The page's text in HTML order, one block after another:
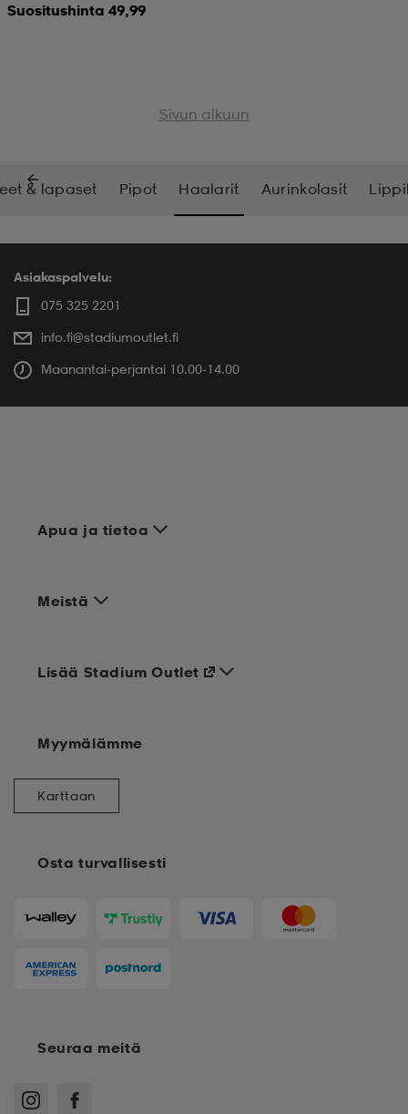
Suositushinta 49,99
Sivun alkuun
& lapaset Pipot Haalarit Aurinkolasit
Asiakaspalvelu:
075 325 2201
info.fi@stadiumoutlet.fi
Maanantai-perjantai 10.00-14.00
Apua ja tietoa
Meistä
Osta turvallisesti
Lisää Stadium Outlet
Myymälämme
Karttaan
Seuraa meitä